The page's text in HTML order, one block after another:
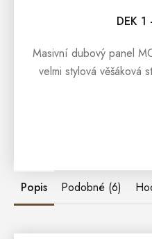
DEK
Masivní dubový panel
velmi stylová věšáková
přírodním
Popis Podobné (6)